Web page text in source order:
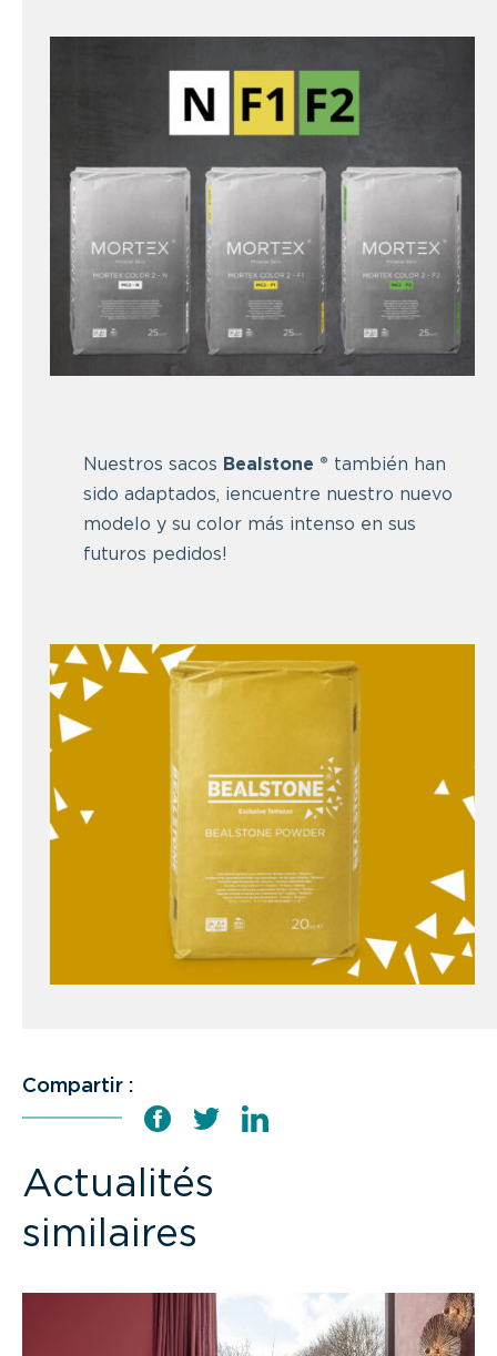
Nuestros sacos Bealstone ® también han
sido adaptados, ¡encuentre nuestro nuevo
modelo y su color más intenso en sus
futuros pedidos!
Compartir :
Actualités
similaires